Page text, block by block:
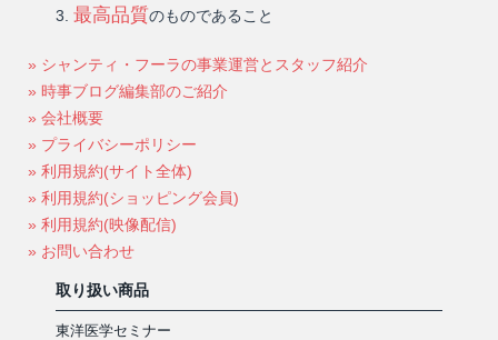
最高品質のものであること
» シャンティ・フーラの事業運営とスタッフ紹介
» 時事ブログ編集部のご紹介
» 会社概要
» プライバシーポリシー
» 利用規約(サイト全体)
» 利用規約(ショッピング会員)
» 利用規約(映像配信)
» お問い合わせ
取り扱い商品
東洋医学セミナー